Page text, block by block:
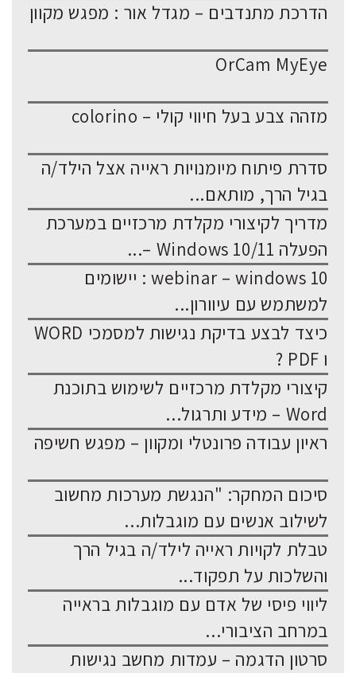
הדרכת מתנדבים – מגדל אור : מפגש מקוון
OrCam MyEye
מזהה צבע בעל חיווי קולי – colorino
סדרת פיתוח מיומנויות ראייה אצל הילד/ה
בגיל הרך, מותאם...
מדריך לקיצורי מקלדת מרכזיים במערכת
הפעלה Windows 10/11 –...
webinar – windows 10 : יישומים
למשתמש עם עיוורון...
כיצד לבצע בדיקת נגישות למסמכי WORD
ו PDF ?
קיצורי מקלדת מרכזיים לשימוש בתוכנת
Word – מידע ותרגול...
ראיון עבודה פרונטלי ומקוון – מפגש חשיפה
סיכום המחקר: "הנגשת מערכות מחשוב
לשילוב אנשים עם מוגבלות...
טבלת לקויות ראייה לילד/ה בגיל הרך
והשלכות על תפקוד...
ליווי פיסי של אדם עם מוגבלות בראייה
במרחב הציבורי...
סרטון הדגמה – עמדות מחשב נגישות